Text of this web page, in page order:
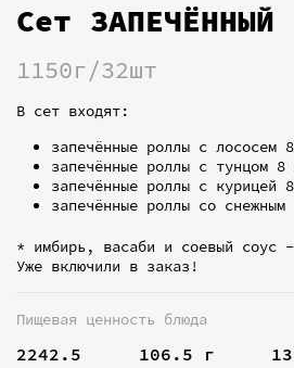
Сет ЗАПЕЧЁННЫЙ
1150г/32шт
В сет входят:
запечённые роллы с лососем
запечённые роллы с тунцом 8
запечённые роллы с курицей
запечённые роллы со
* имбирь, васаби и соевый соус
Уже включили в заказ!
Пищевая ценность блюда
2242.5 106.5 г